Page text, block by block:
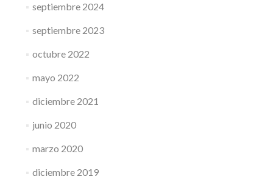
septiembre 2024
septiembre 2023
octubre 2022
mayo 2022
diciembre 2021
junio 2020
marzo 2020
diciembre 2019